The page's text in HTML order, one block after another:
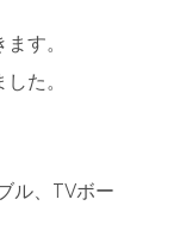
す。
た。
ル、TVボー